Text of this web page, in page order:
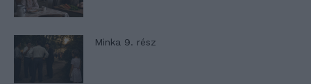
Minka 9. rész